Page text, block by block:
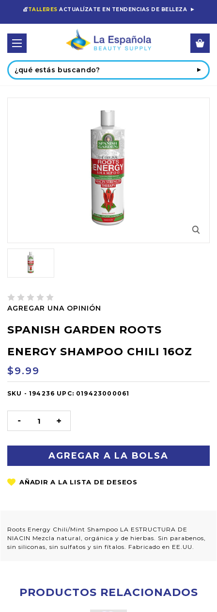
💇TALLERES ACTUALÍZATE EN TENDENCIAS DE BELLEZA
Buscar
AGREGAR UNA OPINIÓN
SPANISH GARDEN ROOTS
ENERGY SHAMPOO CHILI 16OZ
$9.99
OUT
SKU - 194236 UPC: 019423000061
DISMINUIR
LA
AUMENTAR
LA
Roots Energy Chili/Mint Shampoo LA ESTRUCTURA DE
NIACIN Mezcla natural, orgánica y de hierbas. Sin parabenos,
sin siliconas, sin sulfatos y sin fítalos. Fabricado en EE.UU.
PRODUCTOS RELACIONADOS